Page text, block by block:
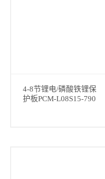
4-8节锂电/磷酸铁锂保
护板PCM-L08S15-790